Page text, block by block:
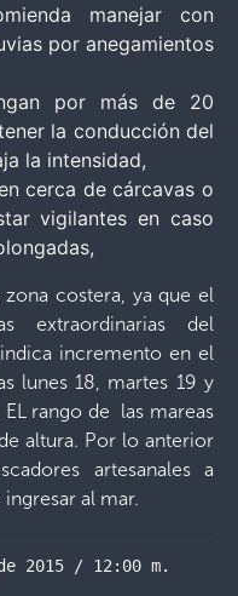
manejar con
por anegamientos
por más de 20
la conducción del
la intensidad,
cerca de cárcavas o
vigilantes en caso
costera, ya que el
extraordinarias del
incremento en el
lunes 18, martes 19 y
rango de las mareas
altura. Por lo anterior
artesanales a
al mar.
2015 / 12:00 m.